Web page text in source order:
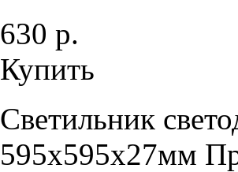
630 р.
Купить
Светильник
595х595х27мм